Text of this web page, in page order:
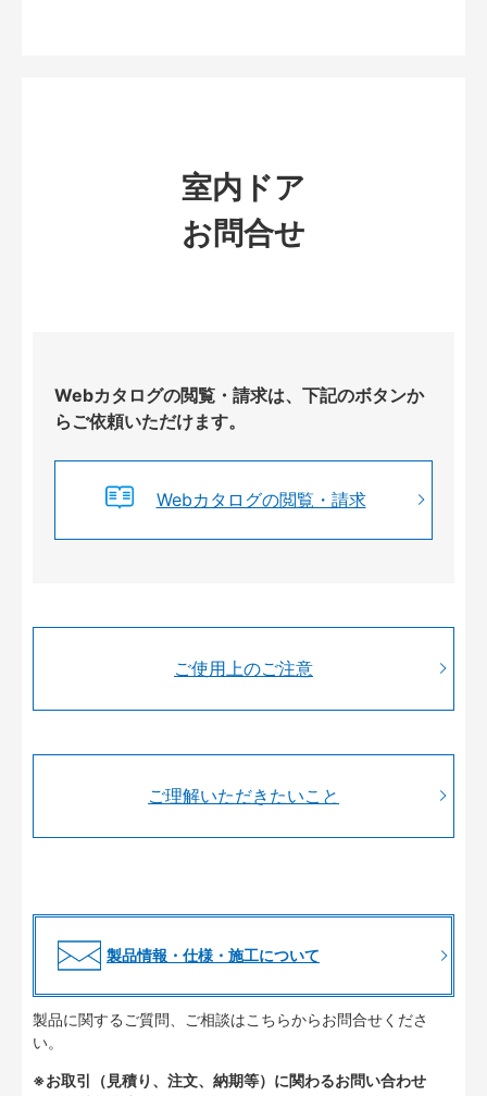
室内ドア
お問合せ
Webカタログの閲覧・請求は、下記のボタンか
らご依頼いただけます。
Webカタログの閲覧・請求
ご使用上のご注意
ご理解いただきたいこと
製品情報・仕様・施工について
製品に関するご質問、ご相談はこちらからお問合せくださ
い。
※お取引（見積り、注文、納期等）に関わるお問い合わせ